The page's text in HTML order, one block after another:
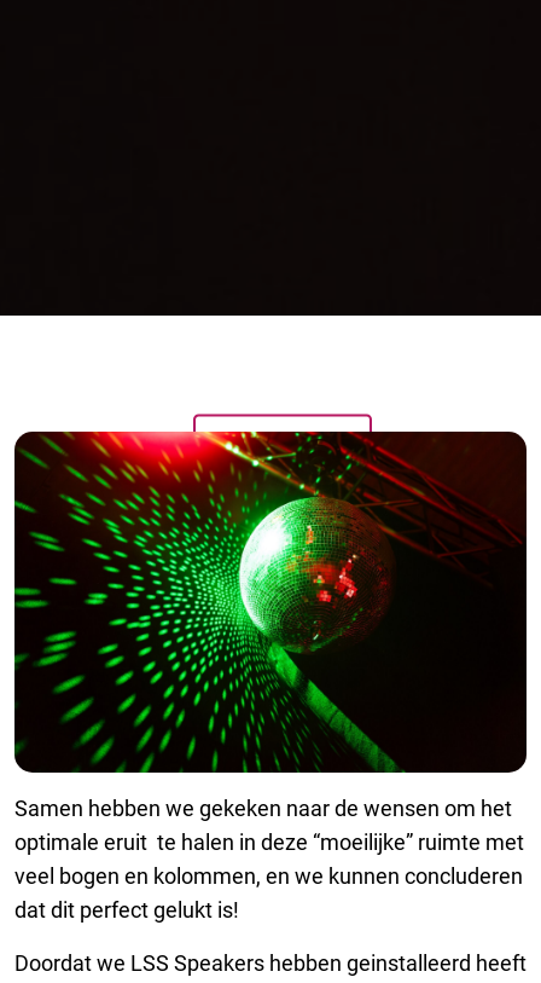
Samen hebben we gekeken naar de wensen om het
optimale eruit te halen in deze “moeilijke” ruimte met
veel bogen en kolommen, en we kunnen concluderen
dat dit perfect gelukt is!
Doordat we LSS Speakers hebben geinstalleerd heeft